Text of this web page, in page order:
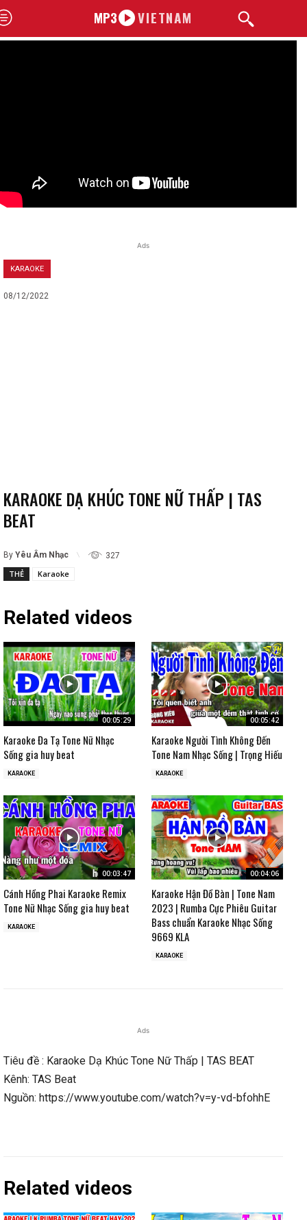
MP3 VIETNAM
Ads
KARAOKE
08/12/2022
KARAOKE DẠ KHÚC TONE NỮ THẤP | TAS
BEAT
By Yêu Âm Nhạc 327
THẺ Karaoke
Related videos
00:05:29
Karaoke Đa Tạ Tone Nữ Nhạc
Sống gia huy beat
KARAOKE
00:05:42
Karaoke Người Tình Không Đến
Tone Nam Nhạc Sống | Trọng Hiếu
KARAOKE
00:03:47
Cánh Hồng Phai Karaoke Remix
Tone Nữ Nhạc Sống gia huy beat
KARAOKE
00:04:06
Karaoke Hận Đồ Bàn | Tone Nam
2023 | Rumba Cực Phiêu Guitar
Bass chuẩn Karaoke Nhạc Sống
9669 KLA
KARAOKE
Ads
Tiêu đề : Karaoke Dạ Khúc Tone Nữ Thấp | TAS BEAT
Kênh: TAS Beat
Nguồn: https://www.youtube.com/watch?v=y-vd-bfohhE
Related videos